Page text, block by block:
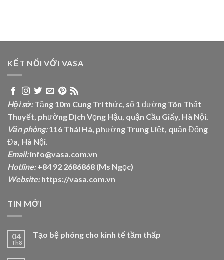
KẾT NỐI VỚI VASA
Hội sở:Tầng 10m Cung Trí thức, số 1 đường Tôn Thất
Thuyết, phường Dịch Vọng Hậu, quận Cầu Giấy, Hà Nội.
Văn phòng:116 Thái Hà, phường Trung Liệt, quận Đống
Đa, Hà Nội.
Email:info@vasa.com.vn
Hotline:+84 92 2686868 (Ms Ngọc)
Website: https://vasa.com.vn
TIN MỚI
04
Th8
Tạo bệ phóng cho kinh tế tầm thấp